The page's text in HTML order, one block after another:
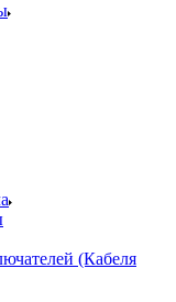
(Кабеля